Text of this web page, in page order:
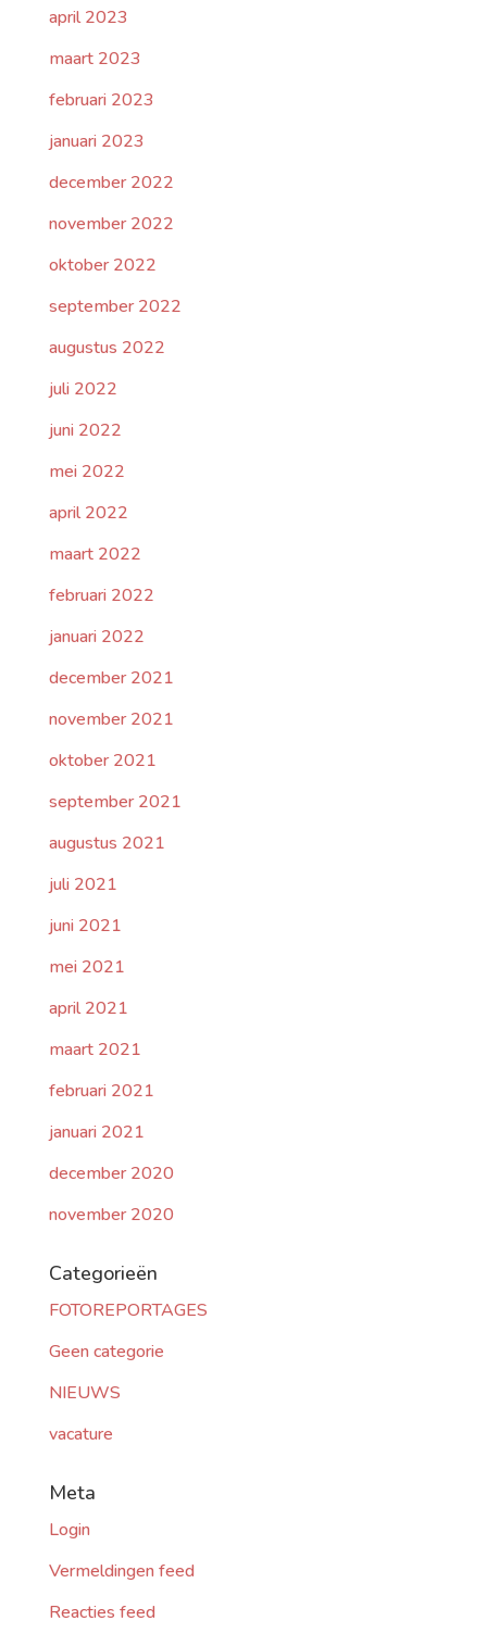
april 2023
maart 2023
februari 2023
januari 2023
december 2022
november 2022
oktober 2022
september 2022
augustus 2022
juli 2022
juni 2022
mei 2022
april 2022
maart 2022
februari 2022
januari 2022
december 2021
november 2021
oktober 2021
september 2021
augustus 2021
juli 2021
juni 2021
mei 2021
april 2021
maart 2021
februari 2021
januari 2021
december 2020
november 2020
Categorieën
FOTOREPORTAGES
Geen categorie
NIEUWS
vacature
Meta
Login
Vermeldingen feed
Reacties feed